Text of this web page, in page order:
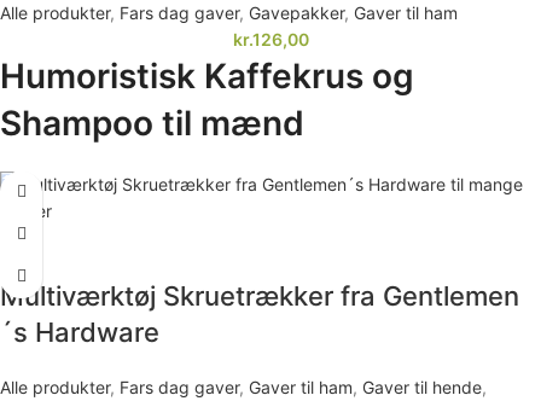
Alle produkter, Fars dag gaver, Gavepakker, Gaver til ham
kr.126,00
Humoristisk Kaffekrus og
Shampoo til mænd
-21%
Multiværktøj Skruetrækker fra Gentlemen
´s Hardware
Alle produkter, Fars dag gaver, Gaver til ham, Gaver til hende,